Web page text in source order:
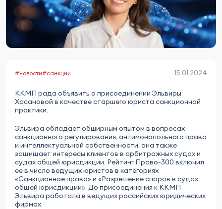
#новости#санкции 15.01.2024
ККМП рада объявить о присоединении Эльвиры
Хасановой в качестве старшего юриста санкционной
практики.
Эльвира обладает обширным опытом в вопросах
санкционного регулирования, антимонопольного права
и интеллектуальной собственности, она также
защищает интересы клиентов в арбитражных судах и
судах общей юрисдикции. Рейтинг Право-300 включил
ее в число ведущих юристов в категориях
«Санкционное право» и «Разрешение споров в судах
общей юрисдикции». До присоединения к ККМП
Эльвира работала в ведущих российских юридических
фирмах.